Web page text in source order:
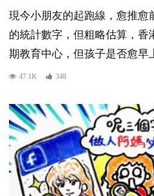
現今小朋友的起跑線，愈推愈
的統計數字，但粗略估算，香
期教育中心，但孩子是否愈早
47.1K 348